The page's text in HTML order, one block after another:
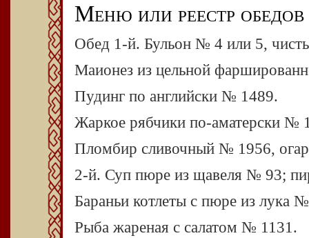
Меню или реестр
Обед 1-й. Бульон № 4 или 5,
Маионез из цельной
Пудинг по английски № 1489.
Жаркое рябчики по-аматерски №
Пломбир сливочный № 1956,
2-й. Суп пюре из щавеля № 93;
Бараньи котлеты с пюре из лука
Рыба жареная с салатом № 1131.